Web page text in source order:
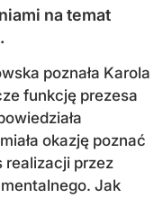
na temat
poznała Karola
funkcję prezesa
okazję poznać
realizacji przez
Jak